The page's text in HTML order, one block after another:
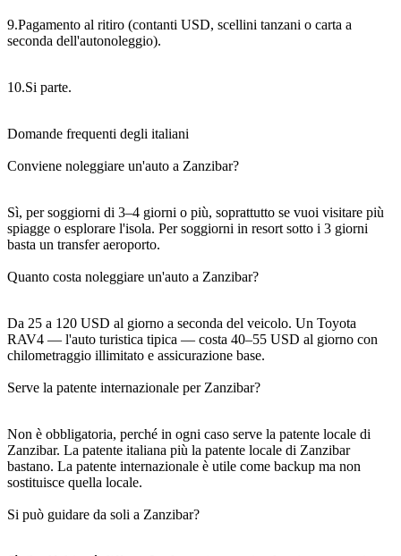
9.Pagamento al ritiro (contanti USD, scellini tanzani o carta a
seconda dell'autonoleggio).
10.Si parte.
Domande frequenti degli italiani
Conviene noleggiare un'auto a Zanzibar?
Sì, per soggiorni di 3–4 giorni o più, soprattutto se vuoi visitare più
spiagge o esplorare l'isola. Per soggiorni in resort sotto i 3 giorni
basta un transfer aeroporto.
Quanto costa noleggiare un'auto a Zanzibar?
Da 25 a 120 USD al giorno a seconda del veicolo. Un Toyota
RAV4 — l'auto turistica tipica — costa 40–55 USD al giorno con
chilometraggio illimitato e assicurazione base.
Serve la patente internazionale per Zanzibar?
Non è obbligatoria, perché in ogni caso serve la patente locale di
Zanzibar. La patente italiana più la patente locale di Zanzibar
bastano. La patente internazionale è utile come backup ma non
sostituisce quella locale.
Si può guidare da soli a Zanzibar?